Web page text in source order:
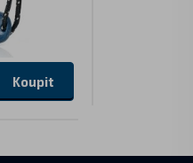
Koupit